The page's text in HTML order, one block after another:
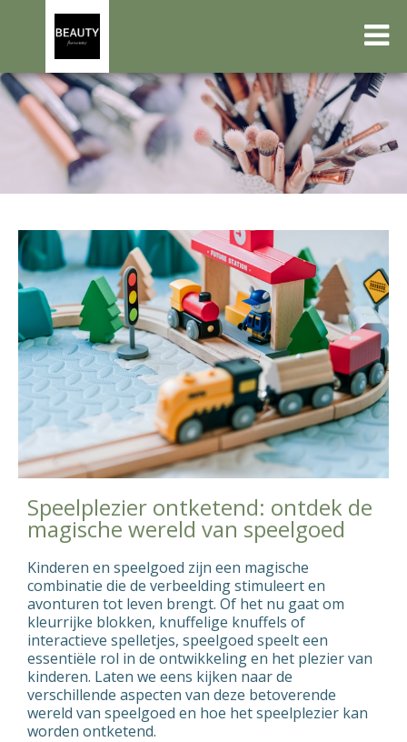
Speelplezier ontketend: ontdek de
magische wereld van speelgoed
Kinderen en speelgoed zijn een magische
combinatie die de verbeelding stimuleert en
avonturen tot leven brengt. Of het nu gaat om
kleurrijke blokken, knuffelige knuffels of
interactieve spelletjes, speelgoed speelt een
essentiële rol in de ontwikkeling en het plezier van
kinderen. Laten we eens kijken naar de
verschillende aspecten van deze betoverende
wereld van speelgoed en hoe het speelplezier kan
worden ontketend.